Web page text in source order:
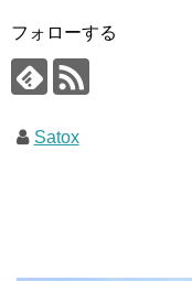
フォローする
Satox